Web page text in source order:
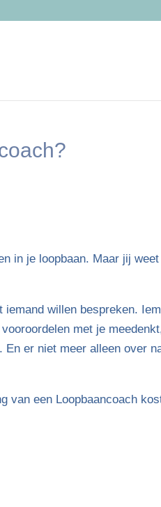
in je loopbaan. Maar jij
willen bespreken.
met je
er niet meer alleen over
van een Loopbaancoach